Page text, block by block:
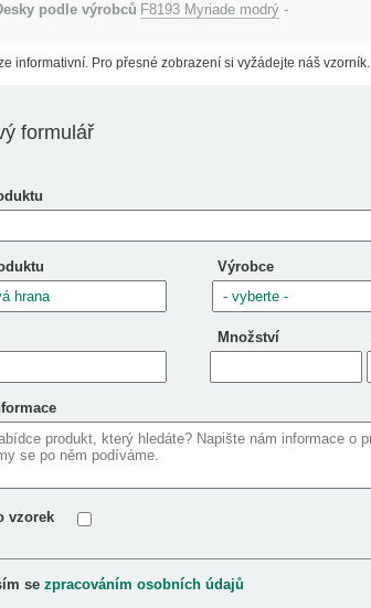
podle výrobců F8193 Myriade modrý -
informativní. Pro přesné zobrazení si vyžádejte náš vzorník.
formulář
Výrobce
Množství
vzorek
se zpracováním osobních údajů